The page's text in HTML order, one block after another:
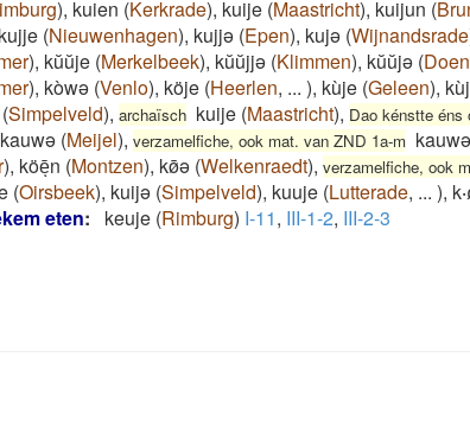
), kuien (Kerkrade), kuije (Maastricht), kuijun (
kujje (Nieuwenhagen), kujjə (Epen), kujə (Wijnandsrade
), kŭŭje (Merkelbeek), kŭŭjjə (Klimmen), kŭŭjə (
), kòwə (Venlo), köje (Heerlen, ... ), kùje (Geleen),
(Simpelveld), archaïsch kuije (Maastricht), Dao kénstte éns
kauwə (Meijel), verzamelfiche, ook mat. van ZND 1a-m
), köēͅn (Montzen), kø̄ə (Welkenraedt), verzamelfiche, ook
(Oirsbeek), kuijə (Simpelveld), kuuje (Lutterade, ... ),
eten: keuje (Rimburg) I-11, III-1-2, III-2-3